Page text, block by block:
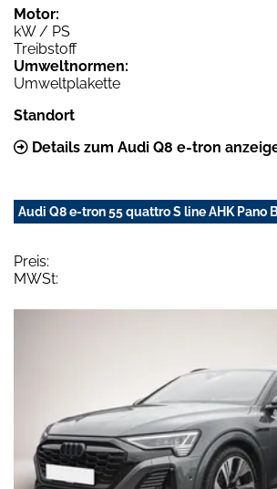
Motor:
kW / PS
Treibstoff
Umweltnormen:
Umweltplakette
Standort
Details zum Audi Q8 e-tron
Audi Q8 e-tron 55 quattro S line AHK Pano
Preis:
MWSt: